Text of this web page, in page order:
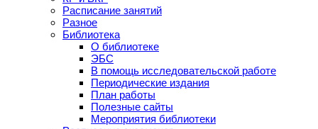
Расписание занятий
Разное
Библиотека
О библиотеке
ЭБС
В помощь исследовательской работе
Периодические издания
План работы
Полезные сайты
Мероприятия библиотеки